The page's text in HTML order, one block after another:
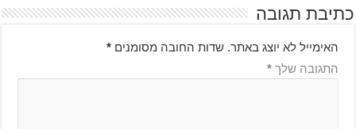
כתיבת תגובה
האימייל לא יוצג באתר. שדות החובה מסומנים *
התגובה שלך *